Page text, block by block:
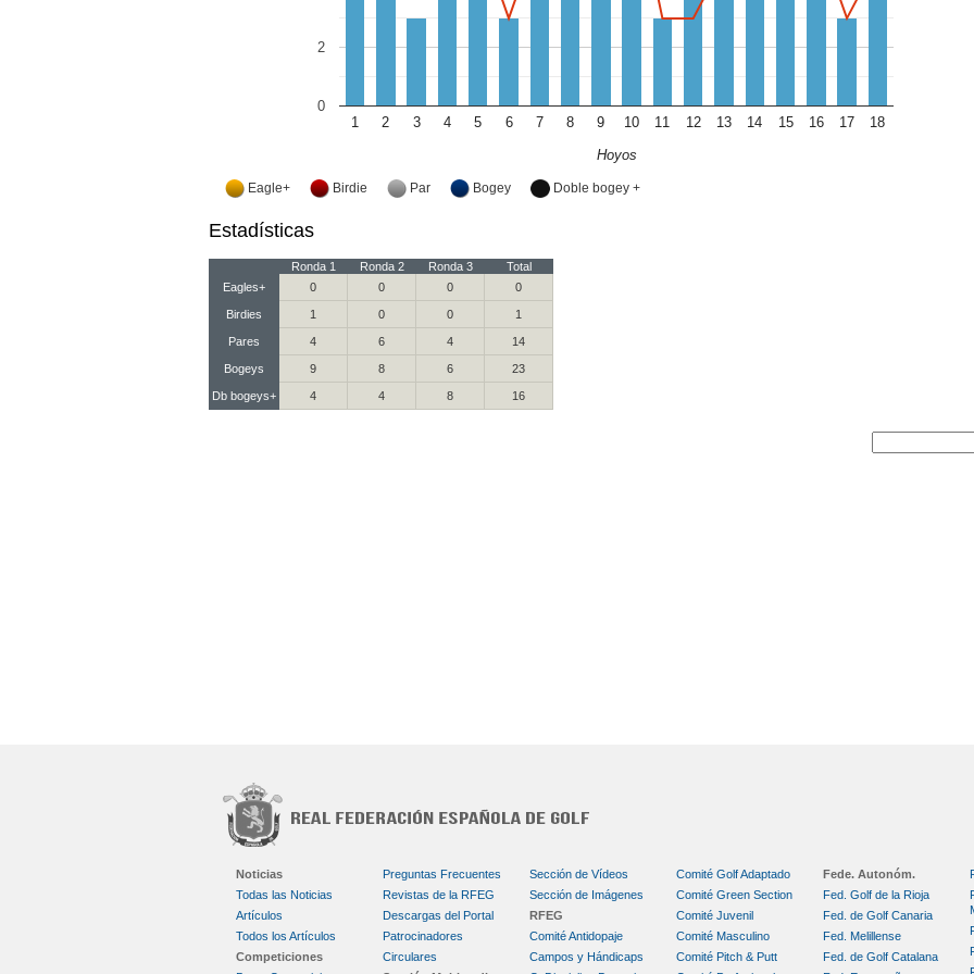
1 2 3 4 5 6 7 8 9 10 11 12 13 14 15 16 17 18
0
2
Hoyos
Eagle+ Birdie Par Bogey Doble bogey +
Estadísticas
Ronda 1 Ronda 2 Ronda 3
Total
Eagles+
0 0 0 0
Birdies 1 0 0 1
Pares 4 6 4 14
Bogeys 9 8 6 23
Db bogeys+ 4 4 8 16
Noticias
Todas las Noticias
Artículos
Todos los Artículos
Competiciones
Preguntas Frecuentes
Revistas de la RFEG
Descargas del Portal
Patrocinadores
Circulares
Sección de Vídeos
Sección de Imágenes
RFEG
Comité Antidopaje
Campos y Hándicaps
Comité Golf Adaptado
Comité Green Section
Comité Juvenil
Comité Masculino
Comité Pitch & Putt
Fede. Autonóm.
Fed. Golf de la Rioja
Fed. de Golf Canaria
Fed. Melillense
Fed. de Golf Catalana